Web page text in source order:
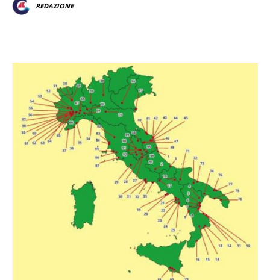
REDAZIONE